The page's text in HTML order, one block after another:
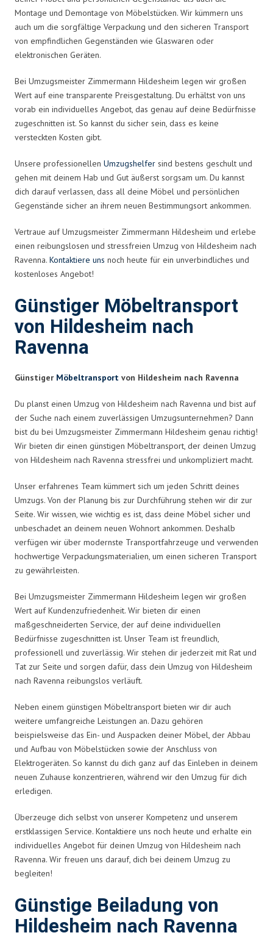
Montage und Demontage von Möbelstücken. Wir kümmern uns
auch um die sorgfältige Verpackung und den sicheren Transport
von empfindlichen Gegenständen wie Glaswaren oder
elektronischen Geräten.
Bei Umzugsmeister Zimmermann Hildesheim legen wir großen
Wert auf eine transparente Preisgestaltung. Du erhältst von uns
vorab ein individuelles Angebot, das genau auf deine Bedürfnisse
zugeschnitten ist. So kannst du sicher sein, dass es keine
versteckten Kosten gibt.
Unsere professionellen Umzugshelfer sind bestens geschult und
gehen mit deinem Hab und Gut äußerst sorgsam um. Du kannst
dich darauf verlassen, dass all deine Möbel und persönlichen
Gegenstände sicher an ihrem neuen Bestimmungsort ankommen.
Vertraue auf Umzugsmeister Zimmermann Hildesheim und erlebe
einen reibungslosen und stressfreien Umzug von Hildesheim nach
Ravenna. Kontaktiere uns noch heute für ein unverbindliches und
kostenloses Angebot!
Günstiger Möbeltransport
von Hildesheim nach
Ravenna
Günstiger Möbeltransport von Hildesheim nach Ravenna
Du planst einen Umzug von Hildesheim nach Ravenna und bist auf
der Suche nach einem zuverlässigen Umzugsunternehmen? Dann
bist du bei Umzugsmeister Zimmermann Hildesheim genau richtig!
Wir bieten dir einen günstigen Möbeltransport, der deinen Umzug
von Hildesheim nach Ravenna stressfrei und unkompliziert macht.
Unser erfahrenes Team kümmert sich um jeden Schritt deines
Umzugs. Von der Planung bis zur Durchführung stehen wir dir zur
Seite. Wir wissen, wie wichtig es ist, dass deine Möbel sicher und
unbeschadet an deinem neuen Wohnort ankommen. Deshalb
verfügen wir über modernste Transportfahrzeuge und verwenden
hochwertige Verpackungsmaterialien, um einen sicheren Transport
zu gewährleisten.
Bei Umzugsmeister Zimmermann Hildesheim legen wir großen
Wert auf Kundenzufriedenheit. Wir bieten dir einen
maßgeschneiderten Service, der auf deine individuellen
Bedürfnisse zugeschnitten ist. Unser Team ist freundlich,
professionell und zuverlässig. Wir stehen dir jederzeit mit Rat und
Tat zur Seite und sorgen dafür, dass dein Umzug von Hildesheim
nach Ravenna reibungslos verläuft.
Neben einem günstigen Möbeltransport bieten wir dir auch
weitere umfangreiche Leistungen an. Dazu gehören
beispielsweise das Ein- und Auspacken deiner Möbel, der Abbau
und Aufbau von Möbelstücken sowie der Anschluss von
Elektrogeräten. So kannst du dich ganz auf das Einleben in deinem
neuen Zuhause konzentrieren, während wir den Umzug für dich
erledigen.
Überzeuge dich selbst von unserer Kompetenz und unserem
erstklassigen Service. Kontaktiere uns noch heute und erhalte ein
individuelles Angebot für deinen Umzug von Hildesheim nach
Ravenna. Wir freuen uns darauf, dich bei deinem Umzug zu
begleiten!
Günstige Beiladung von
Hildesheim nach Ravenna